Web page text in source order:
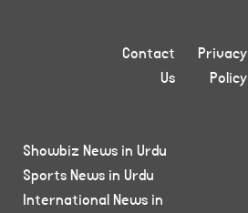
Privacy
Policy
Contact
Us
Showbiz News in Urdu
Sports News in Urdu
International News in